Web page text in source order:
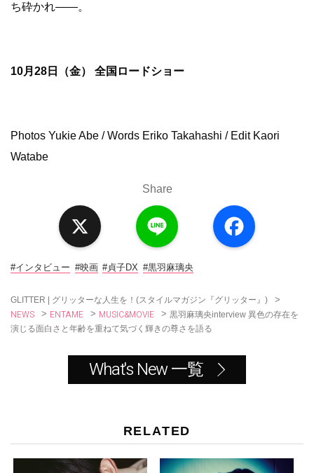
ち砕かれ――。
10月28日（金） 全国ロードショー
Photos Yukie Abe / Words Eriko Takahashi / Edit Kaori
Watabe
Share
a
c
#インタビュー #映画 #貞子DX #黒羽麻璃央
GLITTER | グリッターな人生を！(スタイルマガジン『グリッター』) >
NEWS > ENTAME > MUSIC&MOVIE > 黒羽麻璃央interview 異色の存在を
演じる面白さと年齢を重ねて気づく輝きの尊さを語る
What's New 一覧
RELATED